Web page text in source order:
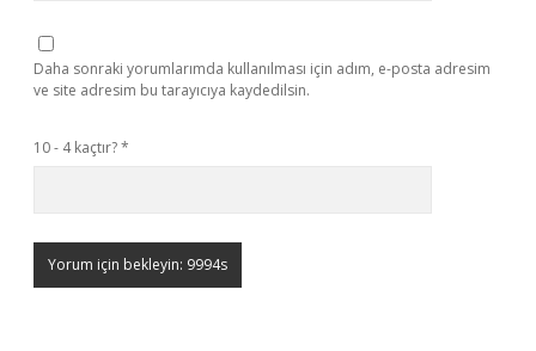
Daha sonraki yorumlarımda kullanılması için adım, e-posta adresim
ve site adresim bu tarayıcıya kaydedilsin.
10 - 4 kaçtır?*